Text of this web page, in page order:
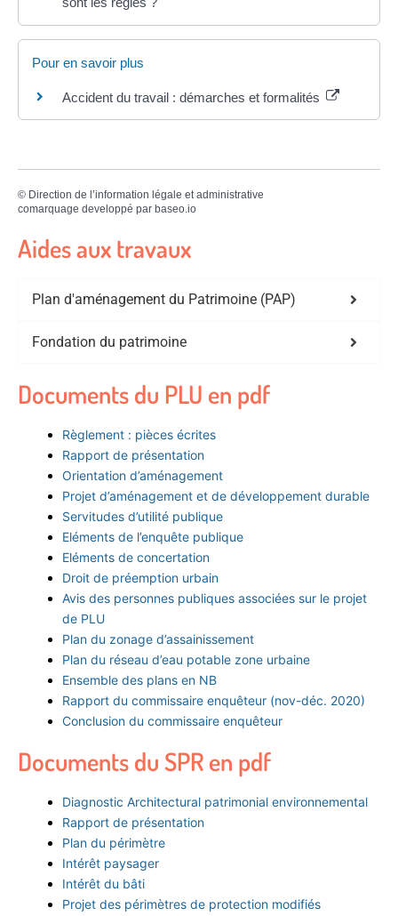
Pour en savoir plus
Accident du travail : démarches et formalités
© Direction de l’information légale et administrative
comarquage developpé par baseo.io
Aides aux travaux
Plan d'aménagement du Patrimoine (PAP)
Fondation du patrimoine
Documents du PLU en pdf
Règlement : pièces écrites
Rapport de présentation
Orientation d’aménagement
Projet d’aménagement et de développement durable
Servitudes d’utilité publique
Eléments de l’enquête publique
Eléments de concertation
Droit de préemption urbain
Avis des personnes publiques associées sur le projet
de PLU
Plan du zonage d’assainissement
Plan du réseau d’eau potable zone urbaine
Ensemble des plans en NB
Rapport du commissaire enquêteur (nov-déc. 2020)
Conclusion du commissaire enquêteur
Documents du SPR en pdf
Diagnostic Architectural patrimonial environnemental
Rapport de présentation
Plan du périmètre
Intérêt paysager
Intérêt du bâti
Projet des périmètres de protection modifiés